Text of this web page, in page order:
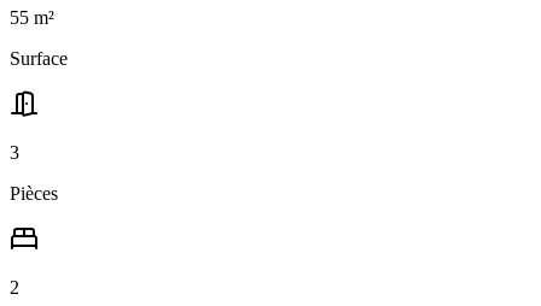
55 m²
Surface
3
Pièces
2